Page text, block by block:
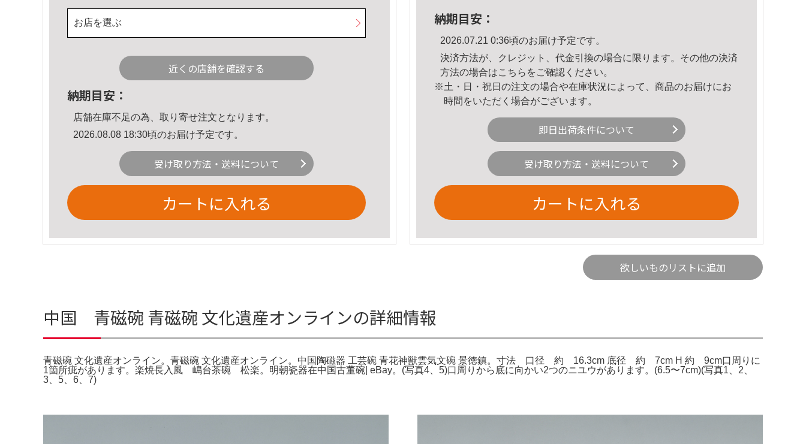
お店を選ぶ
近くの店舗を確認する
納期目安：
店舗在庫不足の為、取り寄せ注文となります。
2026.08.08 18:30頃のお届け予定です。
受け取り方法・送料について
カートに入れる
納期目安：
2026.07.21 0:36頃のお届け予定です。
決済方法が、クレジット、代金引換の場合に限ります。その他の決済
方法の場合はこちら をご確認ください。
※土・日・祝日の注文の場合や在庫状況によって、商品のお届けにお
時間をいただく場合がございます。
即日出荷条件について
受け取り方法・送料について
カートに入れる
欲しいものリストに追加
中国 青磁碗 青磁碗 文化遺産オンラインの詳細情報
青磁碗 文化遺産オンライン。青磁碗 文化遺産オンライン。中国陶磁器 工芸碗 青花神獣雲気文碗 景徳鎮。寸法 口径 約 16.3cm 底径 約 7cm H 約 9cm口周りに
1箇所疵があります。楽焼長入風 嶋台茶碗 松楽。明朝瓷器在中国古董碗| eBay。(写真4、5)口周りから底に向かい2つのニユウがあります。(6.5〜7cm)(写真1、2、
3、5、6、7)